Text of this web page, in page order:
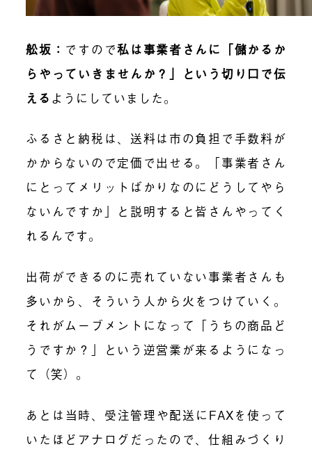
舩坂： ですので私は事業者さんに「儲かるか
らやっていきませんか？」という切り口で伝
える ようにしていました。
ふるさと納税は、送料は市の負担で手数料が
かからないので定価で出せる。「事業者さん
にとってメリットばかりなのにどうしてやら
ないんですか」と説明すると皆さんやってく
れるんです。
出荷ができるのに売れていない事業者さんも
多いから、そういう人から火をつけていく。
それがムーブメントになって「うちの商品ど
うですか？」という逆営業が来るようになっ
て（笑）。
あとは当時、受注管理や配送にFAXを使って
いたほどアナログだったので、仕組みづくり